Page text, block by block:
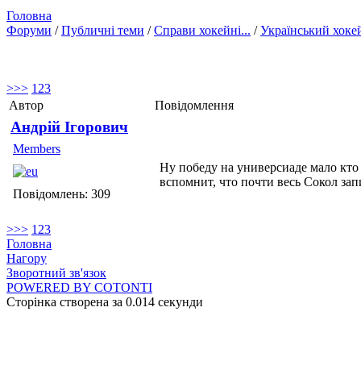
Головна
Форуми /Публичні теми /Справи хокейні... /Український
>>> 1 23
Автор
Повідомлення
Андрій Ігорович
Members
Повідомлень: 309
Ну победу на универсиаде мало
вспомнит, что почти весь Сокол
>>> 1 23
Головна
Нагору
Зворотний зв'язок
POWERED BY COTONTI
Сторінка створена за 0.014 секунди